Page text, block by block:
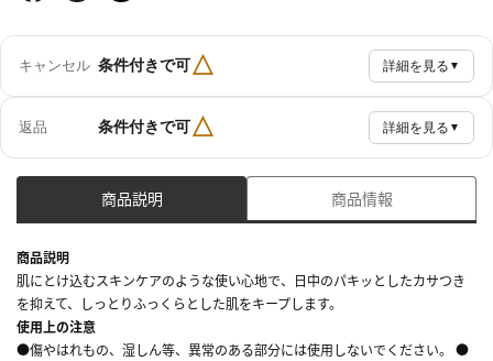
キャンセル 条件付きで可△ 詳細を見る ▼
返品 条件付きで可△ 詳細を見る ▼
商品説明 商品情報
商品説明
肌にとけ込むスキンケアのような使い心地で、日中のパキッとしたカサつき
を抑えて、しっとりふっくらとした肌をキープします。
使用上の注意
●傷やはれもの、湿しん等、異常のある部分には使用しないでください。 ●